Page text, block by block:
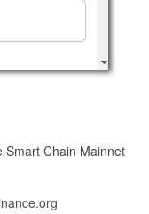
Smart Chain Mainnet